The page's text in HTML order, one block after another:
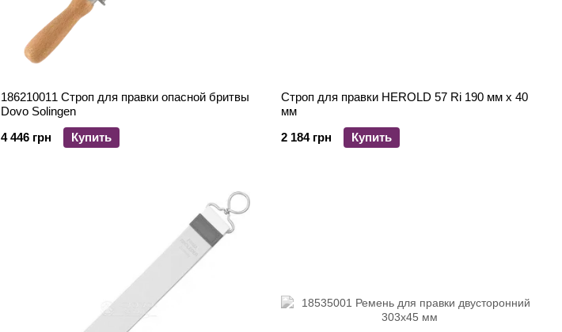
186210011 Строп для правки опасной бритвы
Dovo Solingen
4 446 грн
Купить
Строп для правки HEROLD 57 Ri 190 мм х 40
мм
2 184 грн
Купить